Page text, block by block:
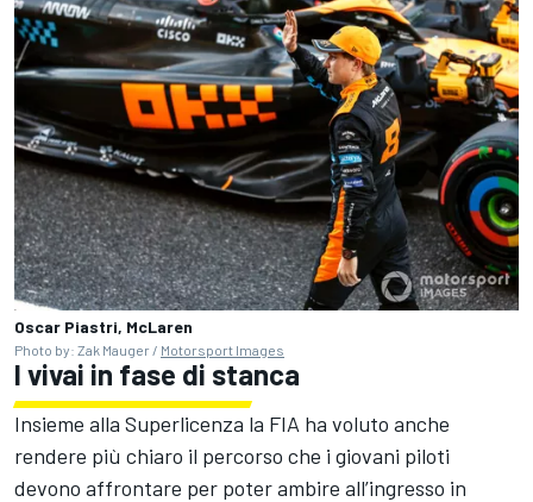
Oscar Piastri, McLaren
Photo by: Zak Mauger / Motorsport Images
I vivai in fase di stanca
Insieme alla Superlicenza la FIA ha voluto anche
rendere più chiaro il percorso che i giovani piloti
devono affrontare per poter ambire all’ingresso in